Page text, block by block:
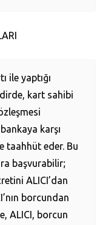
ile yaptığı
kart sahibi
karşı
taahhüt eder. Bu
başvurabilir;
ALICI’dan
borcundan
ALICI, borcun